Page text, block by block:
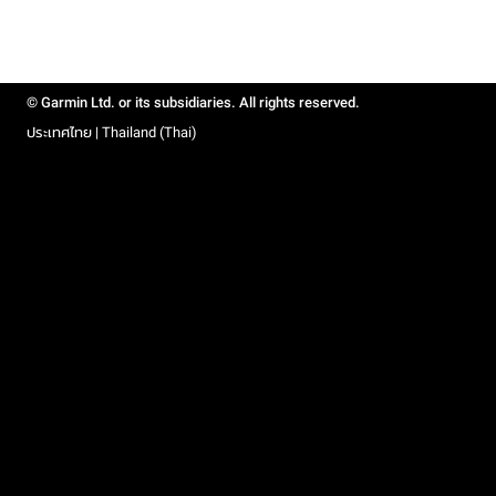
© Garmin Ltd. or its subsidiaries. All rights reserved.
ประเทศไทย | Thailand (Thai)